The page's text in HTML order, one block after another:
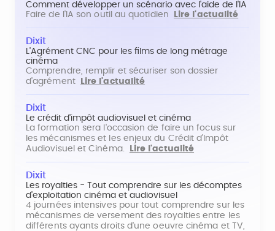
Comment développer un scénario avec l'aide de l'IA
Faire de l'IA son outil au quotidien
Lire l'actualité
Dixit
L'Agrément CNC pour les films de long métrage
cinéma
Comprendre, remplir et sécuriser son dossier
d'agrément
Lire l'actualité
Dixit
Le crédit d'impôt audiovisuel et cinéma
La formation sera l'occasion de faire un focus sur
les mécanismes et les enjeux du Crédit d'Impôt
Audiovisuel et Cinéma.
Lire l'actualité
Dixit
Les royalties - Tout comprendre sur les décomptes
d'exploitation cinéma et audiovisuel
4 journées intensives pour tout comprendre sur les
mécanismes de versement des royalties entre les
différents ayants droits d'une oeuvre cinéma et TV,